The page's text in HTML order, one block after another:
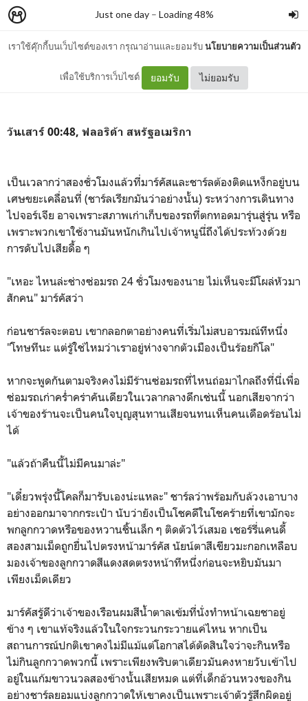
เราใช้คุ๊กกี้บนเว็บไซต์ของเรา กรุณาอ่านและยอมรับนโยบายความเป็นส่วนตัว
เพื่อใช้บริการเว็บไซต์ ยอมรับ ไม่ยอมรับ
Just one day– Loading 48%
รถยนต์ อมยิ้ม ผีเสื้อ
วันเสาร์ 00:48, ฟลอริด้า สหรัฐอเมริกา
เป็นเวลากว่าสองชั่วโมงแล้วที่มาร์คัสและชาร์ลต้องติดแหง็กอยู่บน
เศษขยะเคลื่อนที่ (ชาร์ลเรียกมันว่าอย่างนั้น) ระหว่างการเดินทาง
ไปจอร์เจีย อาจเพราะสภาพเก่าเก็บของรถที่ตกทอดมารุ่นสู่รุ่น หรือ
เพราะพวกเขาใช้งานมันหนักเกินไปเจ้าหนูนี่ถึงได้ประท้วงด้วย
การดับไปเสียดื้อ ๆ
"เหอะ ไหนล่ะช่างซ่อมรถ 24 ชั่วโมงของนาย ไม่เห็นจะมีโผล่หัวมา
สักคน" มาร์คัสว่า
ก่อนชาร์ลจะตอบ เขากลอกตาอย่างคนที่เริ่มไม่สบอารมณ์ทีหนึ่ง
"โทษทีนะ แต่รู้ใช่ไหมว่าเราอยู่ห่างจากตัวเมืองเป็นร้อยกิโล"
หากจะพูดกันตามจริงคงไม่มีร้านซ่อมรถที่ไหนถ่อมาไกลถึงที่นี่เพื่อ
ซ่อมรถเก่าคร่ำคร่าคันเดียวในเวลากลางดึกเช่นนี้ นอกเสียจากว่า
เจ้าของร้านจะเป็นคนใจบุญสุนทานเสียจนทนเห็นคนเดือดร้อนไม่
ได้
"แล้วถ้าคืนนี้ไม่มีคนมาล่ะ"
"เดี๋ยวพรุ่งนี้โคลก็มารับเองน่ะแหละ" ชาร์ลว่าพร้อมกับล้วงเอาบาง
อย่างออกมาจากกระเป๋า นับว่ายังเป็นโชคดีในโชคร้ายที่เขามักจะ
พกลูกกวาดหรือของหวานชิ้นเล็ก ๆ ติดตัวไว้เสมอ เชอร์รี่แคนดี้
สองสามเม็ดถูกยื่นไปตรงหน้ามาร์คัส นัยน์ตาสีเขียวมะกอกเหลือบ
มองเจ้าของลูกกวาดสีแดงสดตรงหน้าทีหนึ่งก่อนจะหยิบมันมา
เพียงเม็ดเดียว
มาร์คัสรู้ดีว่าเจ้าของเรือนผมสีน้ำตาลเข้มที่นั่งทำหน้าเฉยชาอยู่
ข้าง ๆ เขาแท้จริงแล้วในใจกระวนกระวายแค่ไหน หากเป็น
สถานการณ์ปกติเขาคงไม่มีแม้แต่โอกาสได้ตัดสินใจว่าจะกินหรือ
ไม่กินลูกกวาดพวกนี้ เพราะเพียงพริบตาเดียวมันคงหายวับเข้าไป
อยู่ในแก้มขาวนวลสองข้างนั้นเสียหมด แต่ที่เด็กอ้วนหวงของกิน
อย่างชาร์ลยอมแบ่งลูกกวาดให้เขาคงเป็นเพราะเจ้าตัวรู้สึกผิดอยู่